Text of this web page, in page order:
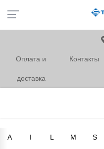
Оплата и
доставка
Контакты
A I L M S